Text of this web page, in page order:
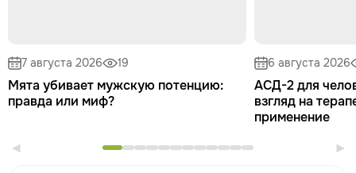
7 августа 2026 19
Мята убивает мужскую потенцию:
правда или миф?
6 августа 2026
АСД-2 для
взгляд на
применение